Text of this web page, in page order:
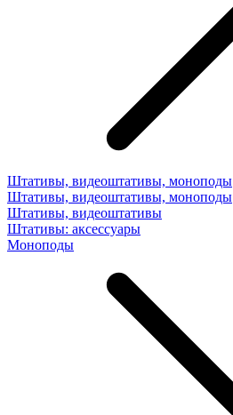
Штативы, видеоштативы, моноподы
Штативы, видеоштативы, моноподы
Штативы, видеоштативы
Штативы: аксессуары
Моноподы